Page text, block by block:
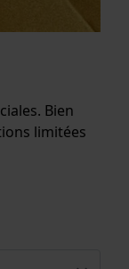
Bien
limitées